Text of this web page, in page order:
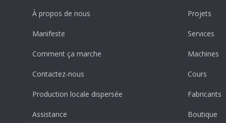
À propos de nous
Manifeste
Comment ça marche
Contactez-nous
Production locale dispersée
Assistance
Projets
Services
Machines
Cours
Fabricants
Boutique